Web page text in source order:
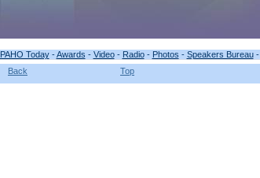
PAHO Today-Awards - Video- Radio- Photos - Speakers Bureau-
Back
Top